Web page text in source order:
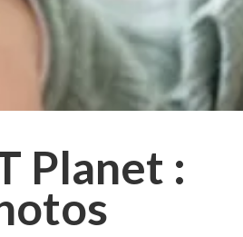
Planet :